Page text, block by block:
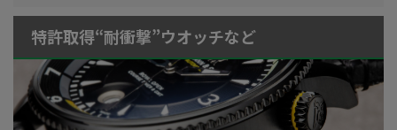
特許取得“耐衝撃”ウオッチなど